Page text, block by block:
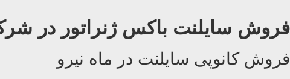
فروش سایلنت باکس ژنراتور در
فروش کانوپی سایلنت در ماه نیرو